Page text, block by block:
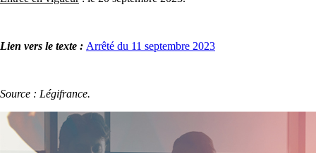
Lien vers le texte : Arrêté du 11 septembre 2023
Source : Légifrance.